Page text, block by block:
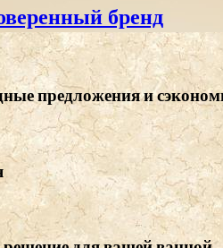
бренд
предложения и